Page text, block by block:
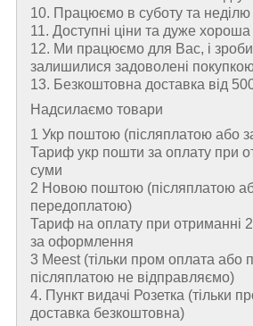
10. Працюємо в суботу та неділю
11. Доступні ціни та дуже хороша
12. Ми працюємо для Вас, і
залишилися задоволені
13. Безкоштовна доставка від
Надсилаємо товари
1 Укр поштою (пiсляплатою або
Тариф укр пошти за оплату при
суми
2 Новою поштою (пiсляплатою
передоплатою)
Тариф на оплату при отриманні
за оформлення
3 Meest (тільки пром оплата або
післяплатою не відправляємо)
4. Пункт видачі Розетка (тільки
доставка безкоштовна)